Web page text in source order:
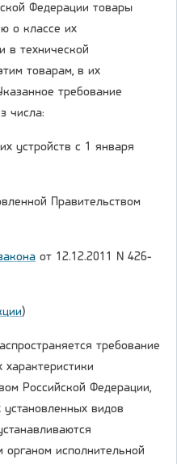
Федерации товары
о классе их
в технической
товарам, в их
требование
числа:
устройств с 1 января
Правительством
от 12.12.2011 N 426-
)
требование
характеристики
Российской Федерации,
видов
исполнительной